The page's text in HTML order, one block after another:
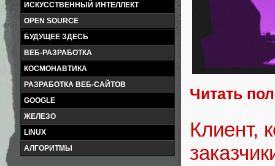
ИСКУССТВЕННЫЙ ИНТЕЛЛЕКТ
OPEN SOURCE
БУДУЩЕЕ ЗДЕСЬ
ВЕБ-РАЗРАБОТКА
КОСМОНАВТИКА
РАЗРАБОТКА ВЕБ-САЙТОВ
GOOGLE
ЖЕЛЕЗО
LINUX
АЛГОРИТМЫ
Читать
Клиент,